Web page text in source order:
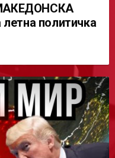
политичка